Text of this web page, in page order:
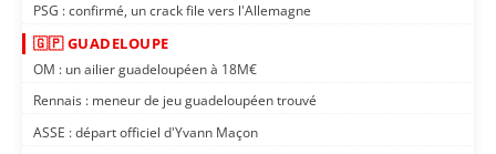
PSG : confirmé, un crack file vers l'Allemagne
🇬🇵 GUADELOUPE
OM : un ailier guadeloupéen à 18M€
Rennais : meneur de jeu guadeloupéen trouvé
ASSE : départ officiel d'Yvann Maçon